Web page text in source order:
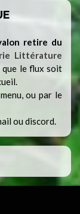
retire du
Littérature
que le flux soit
ou par le
ou discord.